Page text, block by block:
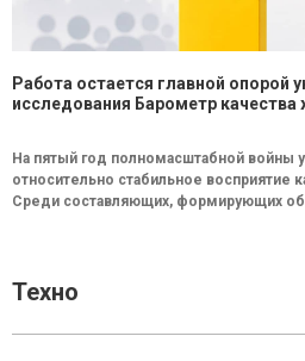
Работа остается главной опорой
исследования Барометр качества
На пятый год полномасштабной войны
относительно стабильное восприятие
Среди составляющих, формирующих
Техно